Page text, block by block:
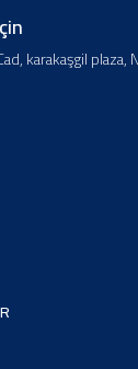
karakaşgil